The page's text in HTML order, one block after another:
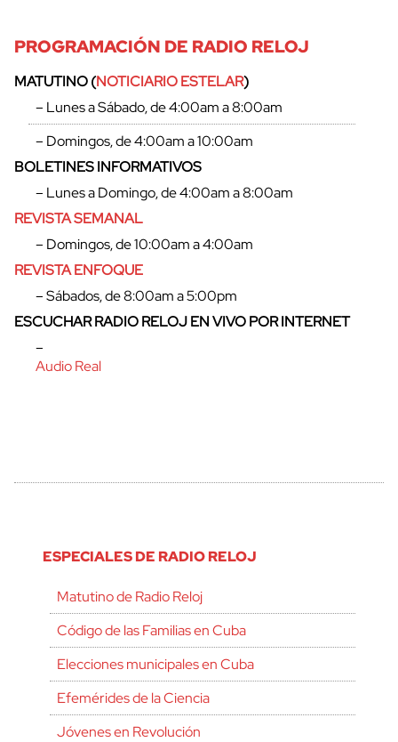
cerrar
PROGRAMACIÓN DE RADIO RELOJ
MATUTINO (NOTICIARIO ESTELAR)
– Lunes a Sábado, de 4:00am a 8:00am
– Domingos, de 4:00am a 10:00am
BOLETINES INFORMATIVOS
– Lunes a Domingo, de 4:00am a 8:00am
REVISTA SEMANAL
– Domingos, de 10:00am a 4:00am
REVISTA ENFOQUE
– Sábados, de 8:00am a 5:00pm
ESCUCHAR RADIO RELOJ EN VIVO POR INTERNET
–
Audio Real
ESPECIALES DE RADIO RELOJ
Matutino de Radio Reloj
Código de las Familias en Cuba
Elecciones municipales en Cuba
Efemérides de la Ciencia
Jóvenes en Revolución